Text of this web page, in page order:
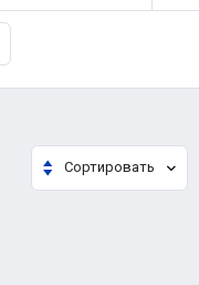
Сортировать